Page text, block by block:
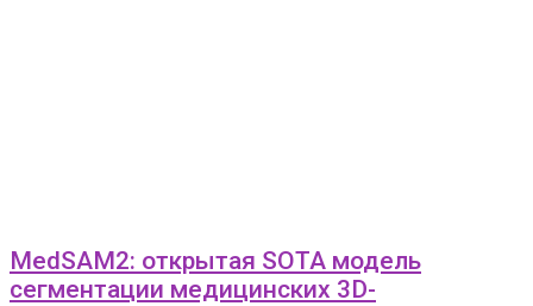
MedSAM2: открытая SOTA модель
сегментации медицинских 3D-